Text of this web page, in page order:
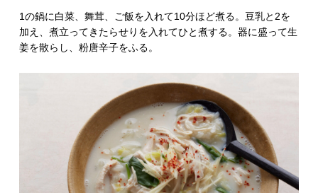
1の鍋に白菜、舞茸、ご飯を入れて10分ほど煮る。豆乳と2を
加え、煮立ってきたらせりを入れてひと煮する。器に盛って生
姜を散らし、粉唐辛子をふる。